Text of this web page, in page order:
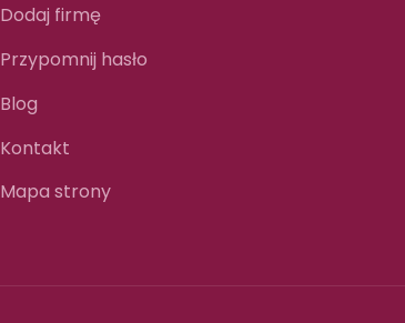
Dodaj firmę
Przypomnij hasło
Blog
Kontakt
Mapa strony